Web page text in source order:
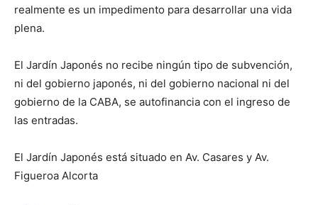
realmente es un impedimento para desarrollar una vida
plena.
El Jardín Japonés no recibe ningún tipo de subvención,
ni del gobierno japonés, ni del gobierno nacional ni del
gobierno de la CABA, se autofinancia con el ingreso de
las entradas.
El Jardín Japonés está situado en Av. Casares y Av.
Figueroa Alcorta